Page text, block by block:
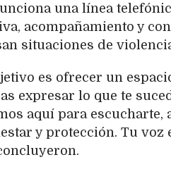
una línea
acompañamiento y
situaciones de
es ofrecer un
expresar lo que te
aquí para
y protección. Tu